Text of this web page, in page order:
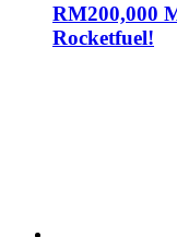
RM200,000
Rocketfuel!